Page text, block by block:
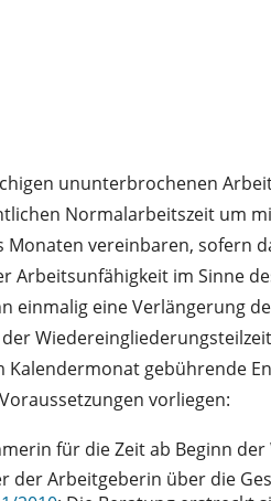
ununterbrochenen
Normalarbeitszeit um
vereinbaren,
im Sinne
einmalig eine Verlängerung
gebührende
vorliegen:
für die Zeit ab Beginn
Arbeitgeberin über die